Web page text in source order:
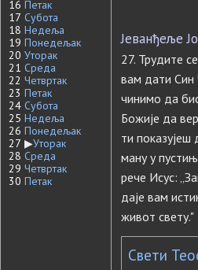
16 Петак
17 Субота
18 Недеља
19 Понедељак
20 Уторак
21 Среда
22 Четвртак
23 Петак
24 Субота
25 Недеља
26 Понедељак
27 ▶Уторак
28 Среда
29 Четвртак
30 Петак
Јеванђеље
27. Трудите
вам дати Син
чинимо да
Божије да
ти
ману у
рече Исус:
даје вам
живот свету."
Свети